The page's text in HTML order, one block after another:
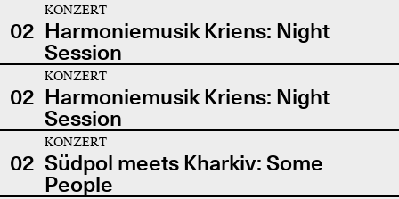
02
KONZERT
Harmoniemusik Kriens: Night
Session
02
KONZERT
Harmoniemusik Kriens: Night
Session
02
KONZERT
Südpol meets Kharkiv: Some
People